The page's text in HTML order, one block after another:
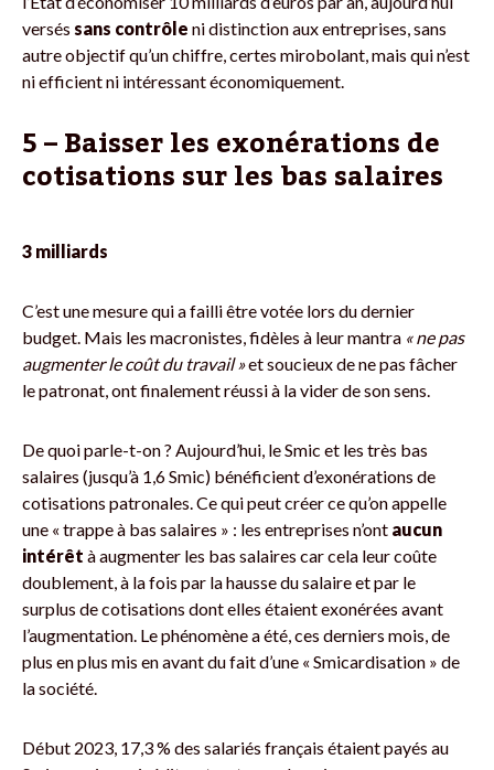
versés sans contrôle ni distinction aux entreprises, sans
autre objectif qu’un chiffre, certes mirobolant, mais qui n’est
ni efficient ni intéressant économiquement.
5 – Baisser les exonérations de
cotisations sur les bas salaires
3 milliards
C’est une mesure qui a failli être votée lors du dernier
budget. Mais les macronistes, fidèles à leur mantra « ne pas
augmenter le coût du travail »et soucieux de ne pas fâcher
le patronat, ont finalement réussi à la vider de son sens.
De quoi parle-t-on ? Aujourd’hui, le Smic et les très bas
salaires (jusqu’à 1,6 Smic) bénéficient d’exonérations de
cotisations patronales. Ce qui peut créer ce qu’on appelle
une « trappe à bas salaires » : les entreprises n’ont aucun
intérêt à augmenter les bas salaires car cela leur coûte
doublement, à la fois par la hausse du salaire et par le
surplus de cotisations dont elles étaient exonérées avant
l’augmentation. Le phénomène a été, ces derniers mois, de
plus en plus mis en avant du fait d’une « Smicardisation » de
la société.
Début 2023, 17,3 % des salariés français étaient payés au